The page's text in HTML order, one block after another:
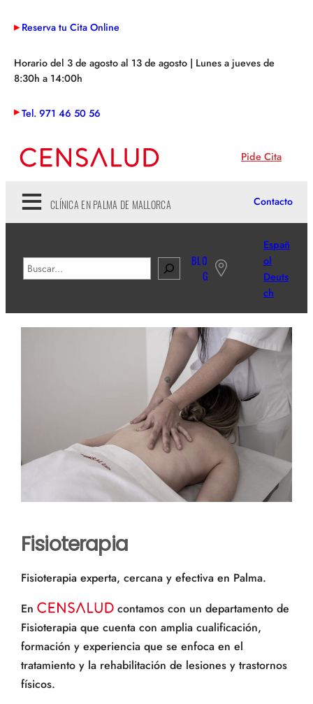
Reserva tu Cita Online
Horario del 3 de agosto al 13 de agosto | Lunes a jueves de
8:30h a 14:00h
Tel. 971 46 50 56
Pide Cita
CLÍNICA EN PALMA DE MALLORCA Contacto
B
u
a
BLO
G
Españ
ol
Deuts
ch
Fisioterapia
Fisioterapia experta, cercana y efectiva en Palma.
En
contamos con un departamento de
Fisioterapia que cuenta con amplia cualificación,
formación y experiencia que se enfoca en el
tratamiento y la rehabilitación de lesiones y trastornos
físicos.